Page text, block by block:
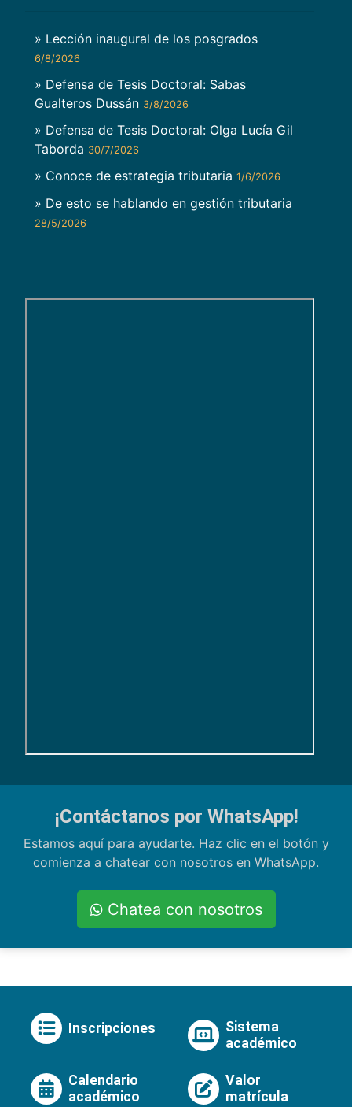
» Lección inaugural de los posgrados
6/8/2026
» Defensa de Tesis Doctoral: Sabas
Gualteros Dussán 3/8/2026
» Defensa de Tesis Doctoral: Olga Lucía Gil
Taborda 30/7/2026
» Conoce de estrategia tributaria 1/6/2026
» De esto se hablando en gestión tributaria
28/5/2026
¡Contáctanos por WhatsApp!
Estamos aquí para ayudarte. Haz clic en el botón y
comienza a chatear con nosotros en WhatsApp.
Chatea con nosotros
Inscripciones
Sistema
académico
Calendario
académico
Valor
matrícula